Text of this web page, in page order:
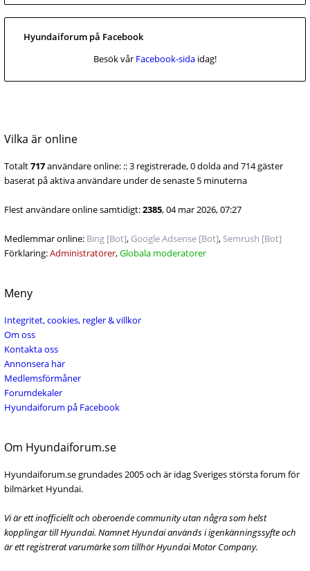
Hyundaiforum på Facebook
Besök vår Facebook-sida idag!
Vilka är online
Totalt717användare online: :: 3 registrerade, 0 dolda and 714 gäster
baserat på aktiva användare under de senaste 5 minuterna
Flest användare online samtidigt:2385, 04 mar 2026, 07:27
Medlemmar online: Bing [Bot], Google Adsense [Bot], Semrush [Bot]
Förklaring:Administratörer,Globala moderatorer
Meny
Integritet, cookies, regler & villkor
Om oss
Kontakta oss
Annonsera här
Medlemsförmåner
Forumdekaler
Hyundaiforum på Facebook
Om Hyundaiforum.se
Hyundaiforum.se grundades 2005 och är idag Sveriges största forum för
bilmärket Hyundai.
Vi är ett inofficiellt och oberoende community utan några som helst
kopplingar till Hyundai. Namnet Hyundai används i igenkänningssyfte och
är ett registrerat varumärke som tillhör Hyundai Motor Company.